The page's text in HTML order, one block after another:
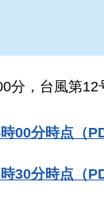
分，台風第
00分時点（
30分時点（